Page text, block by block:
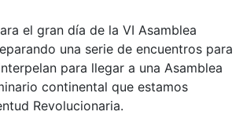
el gran día de la VI Asamblea
una serie de encuentros para
para llegar a una Asamblea
continental que estamos
Revolucionaria.